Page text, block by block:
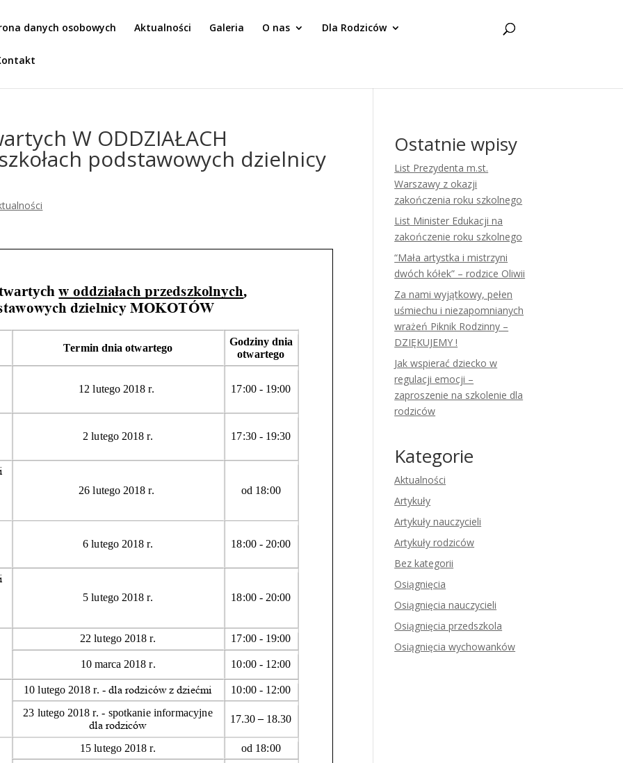
danych osobowych Aktualności Galeria O nas Dla Rodziców
W ODDZIAŁACH
szkołach podstawowych dzielnicy
Ostatnie wpisy
List Prezydenta m.st.
Warszawy z okazji
zakończenia roku szkolnego
List Minister Edukacji na
zakończenie roku szkolnego
“Mała artystka i mistrzyni
dwóch kółek” – rodzice Oliwii
Za nami wyjątkowy, pełen
uśmiechu i niezapomnianych
wrażeń Piknik Rodzinny –
DZIĘKUJEMY !
Jak wspierać dziecko w
regulacji emocji –
zaproszenie na szkolenie dla
rodziców
Kategorie
Aktualności
Artykuły
Artykuły nauczycieli
Artykuły rodziców
Bez kategorii
Osiągnięcia
Osiągnięcia nauczycieli
Osiągnięcia przedszkola
Osiągnięcia wychowanków